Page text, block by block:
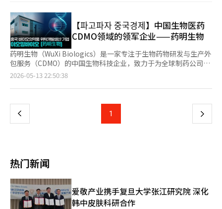
个产品商业化、到2038年实现41个产品商业化，以应对人口老龄
化和医疗支出增长带来的市场需求。 随着产品矩阵不断丰富、海
外市场持续拓展，赛尔群经营业绩保持快速增长。公司3日发布的
财报显示，今年第二季度销售额达1.3万亿韩元，同比增长
35.2%；营业利润达4300亿韩元，同比增长77.3%，创历史同期最
好业绩。营业利润率由去年同期的25%提升至约33%，营收与盈
利能力实现同步增长。
防及航空航天等高科技产业转型。仅去年一年，就有8家AI企业、
21家生物医药企业、9家半导体企业以及4家国防和航空航天企业
登陆KOSDAQ市场。 韩国交易所认为，KOSDAQ要实现进一步发
展，关键在于恢复市场信任、改善市场长期估值偏低的问题。为
此，交易所将进一步完善退市制度。从当天起，韩国正式实施针对
股价低于1000韩元“仙股”的新增退市标准，并提高市值等退市
门槛，相关标准还将分阶段进一步收紧。同时，交易所将优化上市
公司退市审核程序，加强对信息披露违规行为的处罚力度。韩国交
生物医药生产所需的原材料供应合作，并计划建立制造流程效率化
和供应稳定性的合作体系。这被解读为同时瞄准高利润的血液制
剂、疫苗和全球罕见疾病市场的战略。 默克将提供从原料采购到
工艺技术支持的全面合作体系，特别是计划稳定供应符合严格质量
标准的产品，以主动管理制造过程中可能出现的供应链风险。 双
方还计划定期召开流程协商会议，以加强制造流程效率化的技术合
作。通过这一方式，双方将共享最新的流程技术信息，提高质量竞
争力，并持续寻求共同研发（R&D）的机会。 申雄表示：“此次
合作将成为加强主要罕见疾病治疗药物和必需药品生产及供应基础
险，提高质量竞争力。”※ 本报道经人工智能（AI）系统翻译与编
辑。
【파고파자 중국경제】中国生物医药
CDMO领域的领军企业——药明生物
药明生物（WuXi Biologics）是一家专注于生物药物研发与生产外
包服务（CDMO）的中国生物科技企业，致力于为全球制药公司和
生物技术企业提供从药物发现、工艺开发到商业化生产的一体化解
2026-05-13 22:50:38
上
页
1 下
热门新闻
爱敬产业携手复旦大学张江研究院 深化
韩中皮肤科研合作